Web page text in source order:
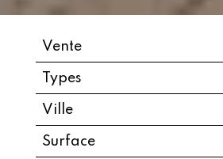
Vente
Types
Ville
Surface